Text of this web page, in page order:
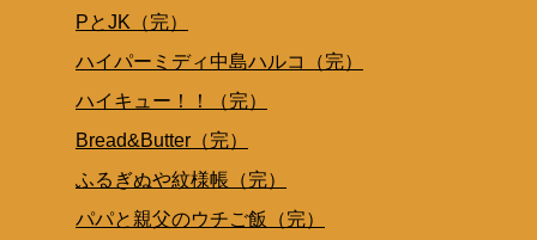
PとJK（完）
ハイパーミディ中島ハルコ（完）
ハイキュー！！（完）
Bread&Butter（完）
ふるぎぬや紋様帳（完）
パパと親父のウチご飯（完）